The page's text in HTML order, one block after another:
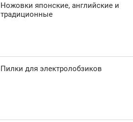
Ножовки японские, английские и
традиционные
Пилки для электролобзиков